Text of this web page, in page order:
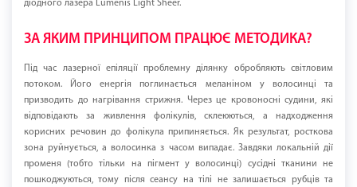
діодного лазера Lumenis Light Sheer.
ЗА ЯКИМ ПРИНЦИПОМ ПРАЦЮЄ МЕТОДИКА?
Під час лазерної епіляції проблемну ділянку обробляють світловим
потоком. Його енергія поглинається меланіном у волосинці та
призводить до нагрівання стрижня. Через це кровоносні судини, які
відповідають за живлення фолікулів, склеюються, а надходження
корисних речовин до фолікула припиняється. Як результат, росткова
зона руйнується, а волосинка з часом випадає. Завдяки локальній дії
променя (тобто тільки на пігмент у волосинці) сусідні тканини не
пошкоджуються, тому після сеансу на тілі не залишається рубців та